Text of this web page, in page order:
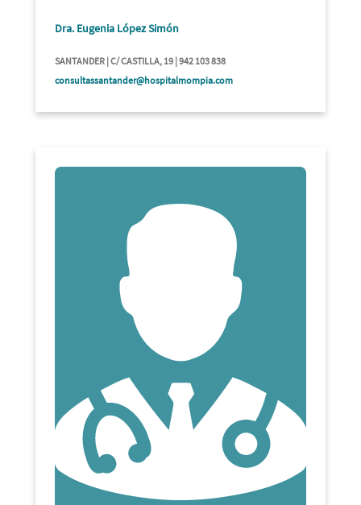
Dra. Eugenia López Simón
SANTANDER | C/ CASTILLA, 19 | 942 103 838
consultassantander@hospitalmompia.com